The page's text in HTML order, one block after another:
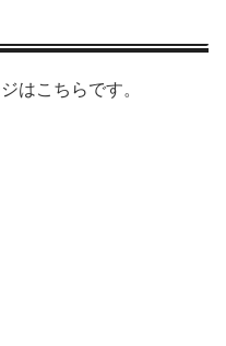
はこちらです。